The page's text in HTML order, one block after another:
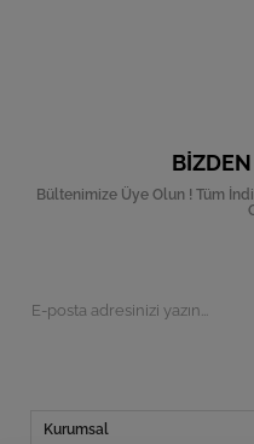
Bültenimize Üye Olun ! Tüm
Kurumsal